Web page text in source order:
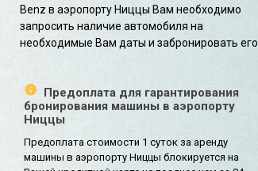
Benz в аэропорту Ниццы Вам необходимо
запросить наличие автомобиля на
необходимые Вам даты и забронировать его.
Предоплата для гарантирования
бронирования машины в аэропорту
Ниццы
Предоплата стоимости 1 суток за аренду
машины в аэропорту Ниццы блокируется на